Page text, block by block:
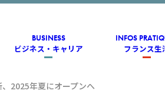
BUSINESS
ビジネス・キャリア
INFOS
フランス生
2025年夏にオープンへ